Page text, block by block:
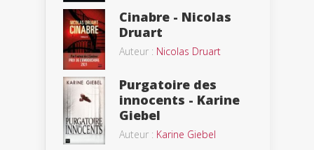
Cinabre - Nicolas
Druart
Auteur : Nicolas Druart
Purgatoire des
innocents - Karine
Giebel
Auteur : Karine Giebel